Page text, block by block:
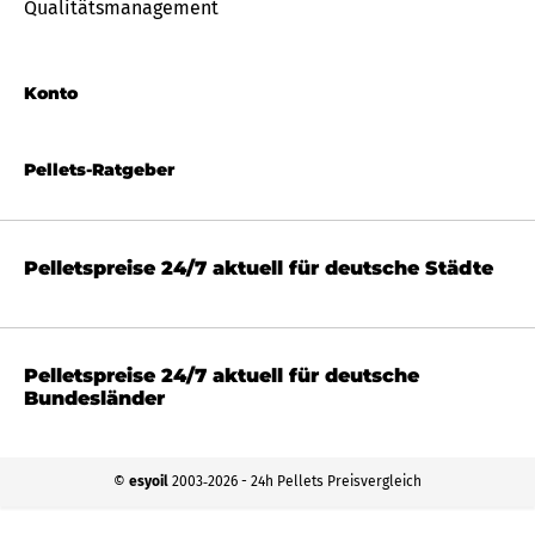
Pellets-Ratgeber
Qualitätsmanagement
Konto
Pelletspreise 24/7 aktuell für deutsche Städte
Pelletspreise 24/7 aktuell für deutsche
Bundesländer
© esyoil 2003‐2026 - 24h Pellets Preisvergleich